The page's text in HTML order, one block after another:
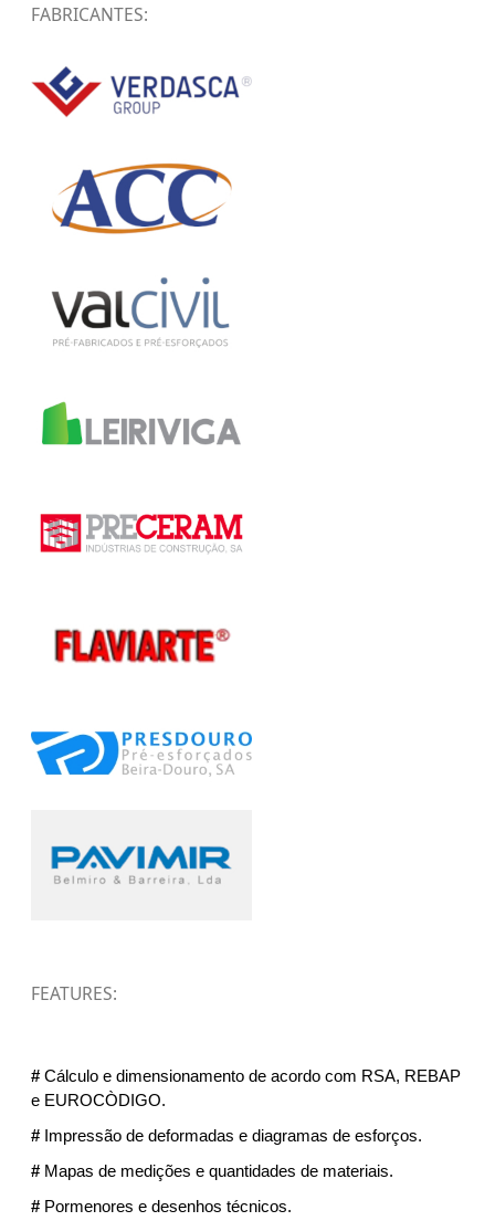
FABRICANTES:
FEATURES:
#Cálculo e dimensionamento de acordo com RSA, REBAP
e EUROCÒDIGO.
#Impressão de deformadas e diagramas de esforços.
#Mapas de medições e quantidades de materiais.
#Pormenores e desenhos técnicos.